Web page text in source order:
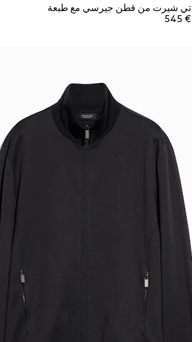
تي شيرت من قطن جيرسي مع طبعة
€ 545